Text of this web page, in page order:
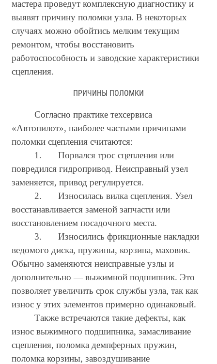
мастера проведут комплексную диагностику и
выявят причину поломки узла. В некоторых
случаях можно обойтись мелким текущим
ремонтом, чтобы восстановить
работоспособность и заводские характеристики
сцепления.
ПРИЧИНЫ ПОЛОМКИ
Согласно практике техсервиса
«Автопилот», наиболее частыми причинами
поломки сцепления считаются:
1.
Порвался трос сцепления или
повредился гидропривод. Неисправный узел
заменяется, привод регулируется.
2.
Износилась вилка сцепления. Узел
восстанавливается заменой запчасти или
восстановлением посадочного места.
3.
Износились фрикционные накладки
ведомого диска, пружины, корзина, маховик.
Обычно заменяются неисправные узлы и
дополнительно — выжимной подшипник. Это
позволяет увеличить срок службы узла, так как
износ у этих элементов примерно одинаковый.
Также встречаются такие дефекты, как
износ выжимного подшипника, замасливание
сцепления, поломка демпферных пружин,
поломка корзины, завоздушивание